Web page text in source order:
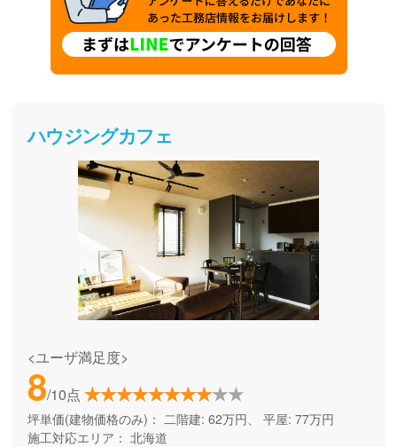
ハウジングカフェ
<ユーザ満足度>
8/10点
坪単価(建物価格のみ)： 二階建: 62万円、 平屋: 77万円
施工対応エリア： 北海道